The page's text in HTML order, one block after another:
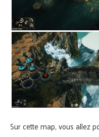
Sur cette map, vous allez